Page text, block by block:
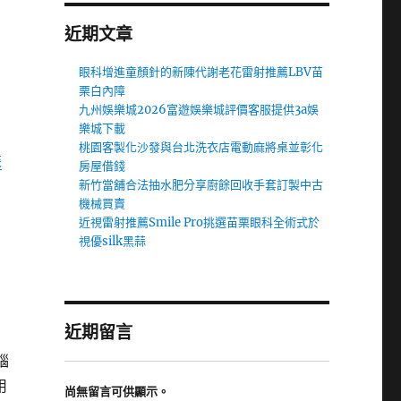
近期文章
眼科增進童顏針的新陳代謝老花雷射推薦LBV苗
栗白內障
九州娛樂城2026富遊娛樂城評價客服提供3a娛
樂城下載
桃園客製化沙發與台北洗衣店電動麻將桌並彰化
房屋借錢
新竹當舖合法抽水肥分享廚餘回收手套訂製中古
機械買賣
近視雷射推薦Smile Pro挑選苗栗眼科全術式於
視優silk黑蒜
近期留言
尚無留言可供顯示。